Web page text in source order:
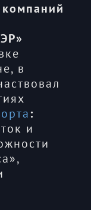
в
:
и